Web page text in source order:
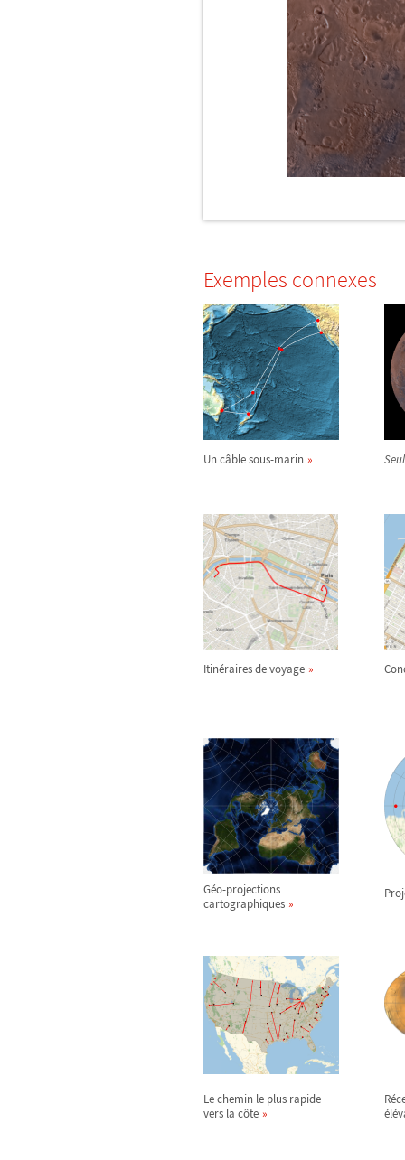
Exemples connexes
Un câble sous-marin
Itinéraires de voyage
Géo-projections
cartographiques
Le chemin le plus rapide
vers la côte